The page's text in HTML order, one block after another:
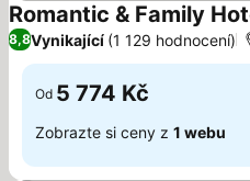
Romantic & Family
8,8Vynikající (1 129 hodnocení)
Od 5 774 Kč
Zobrazte si ceny z 1 webu